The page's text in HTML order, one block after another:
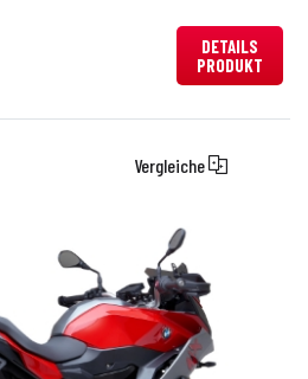
DETAILS
PRODUKT
Vergleiche